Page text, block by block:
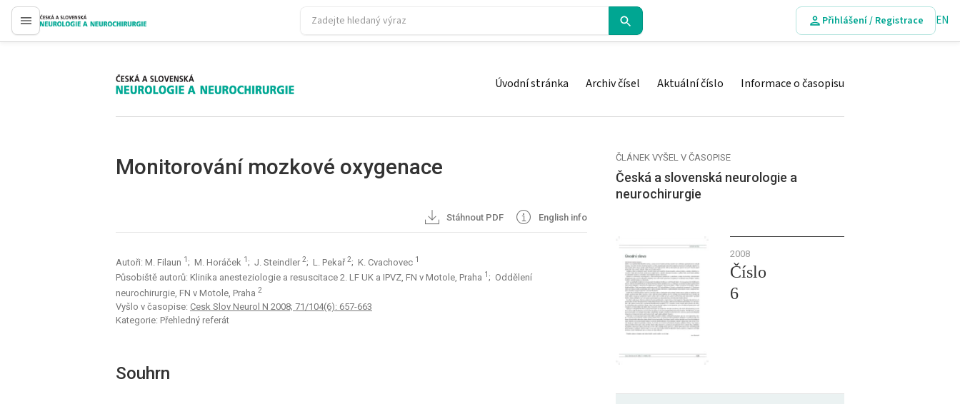
proLékaře.cz
Přihlášení / Registrace EN
proLékaře.cz Úvodní stránka Archiv čísel Aktuální číslo Informace o časopisu
Monitorování mozkové oxygenace
Stáhnout PDF English info
Autoři: M. Filaun 1 ; M. Horáček 1 ; J. Steindler 2; L. Pekař2; K. Cvachovec 1
Působiště autorů: Klinika anesteziologie a resuscitace 2. LF UK a IPVZ, FN v Motole, Praha 1 ; Oddělení
neurochirurgie, FN v Motole, Praha 2
Vyšlo v časopise: Cesk Slov Neurol N 2008; 71/104(6): 657-663
Kategorie: Přehledný referát
Souhrn
ČLÁNEK VYŠEL V ČASOPISE
Česká a slovenská neurologie a
neurochirurgie
2008
Číslo
6